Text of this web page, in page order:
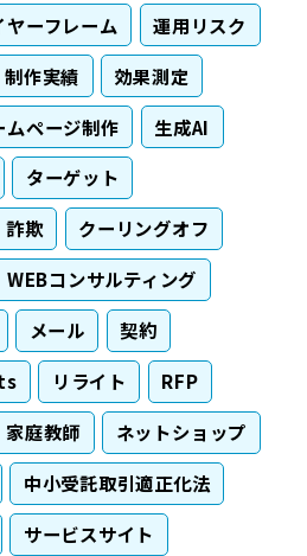
ヤーフレーム
運用リスク
制作実績
効果測定
ムページ制作
生成AI
ターゲット
詐欺
クーリングオフ
WEBコンサルティング
メール
契約
リライト
RFP
家庭教師
ネットショップ
中小受託取引適正化法
サービスサイト